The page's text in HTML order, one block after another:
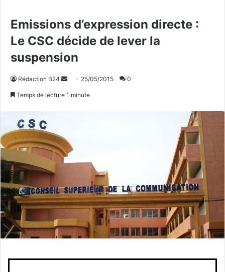
Emissions d’expression directe :
Le CSC décide de lever la
suspension
Rédaction B24
e
r
u
c
o
u
r
e
25/05/2015 0
Temps de lecture 1 minute